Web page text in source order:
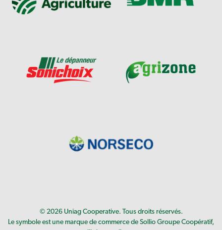
© 2026 Uniag Cooperative. Tous droits réservés.
Le symbole est une marque de commerce de Sollio Groupe Coopératif,